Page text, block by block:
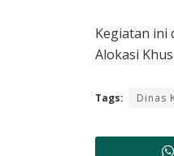
Kegiatan ini
Alokasi
Tags: Dinas